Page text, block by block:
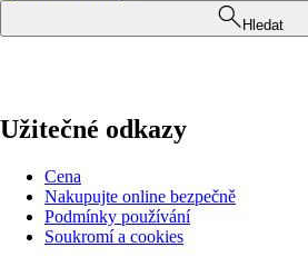
Hledat
Užitečné odkazy
Cena
Nakupujte online bezpečně
Podmínky používání
Soukromí a cookies